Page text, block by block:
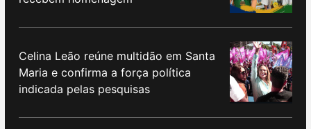
Celina Leão reúne multidão em Santa
Maria e confirma a força política
indicada pelas pesquisas